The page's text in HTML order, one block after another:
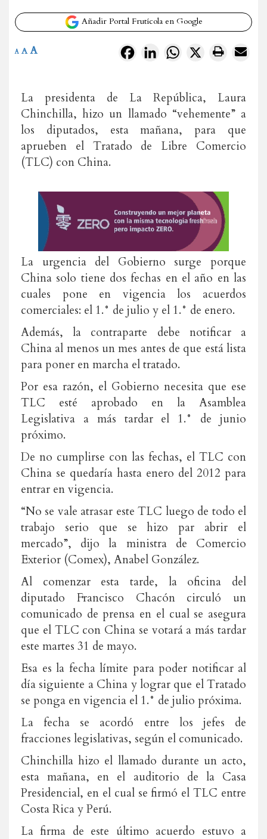
Añadir Portal Frutícola en Google
FacebookLinkedInWhatsApp
X
A A A
La presidenta de La República, Laura
Chinchilla, hizo un llamado “vehemente” a
los diputados, esta mañana, para que
aprueben el Tratado de Libre Comercio
(TLC) con China.
La urgencia del Gobierno surge porque
China solo tiene dos fechas en el año en las
cuales pone en vigencia los acuerdos
comerciales: el 1.° de julio y el 1.° de enero.
Además, la contraparte debe notificar a
China al menos un mes antes de que está lista
para poner en marcha el tratado.
Por esa razón, el Gobierno necesita que ese
TLC esté aprobado en la Asamblea
Legislativa a más tardar el 1.° de junio
próximo.
De no cumplirse con las fechas, el TLC con
China se quedaría hasta enero del 2012 para
entrar en vigencia.
“No se vale atrasar este TLC luego de todo el
trabajo serio que se hizo par abrir el
mercado”, dijo la ministra de Comercio
Exterior (Comex), Anabel González.
Al comenzar esta tarde, la oficina del
diputado Francisco Chacón circuló un
comunicado de prensa en el cual se asegura
que el TLC con China se votará a más tardar
este martes 31 de mayo.
Esa es la fecha límite para poder notificar al
día siguiente a China y lograr que el Tratado
se ponga en vigencia el 1.° de julio próxima.
La fecha se acordó entre los jefes de
fracciones legislativas, según el comunicado.
Chinchilla hizo el llamado durante un acto,
esta mañana, en el auditorio de la Casa
Presidencial, en el cual se firmó el TLC entre
Costa Rica y Perú.
La firma de este último acuerdo estuvo a